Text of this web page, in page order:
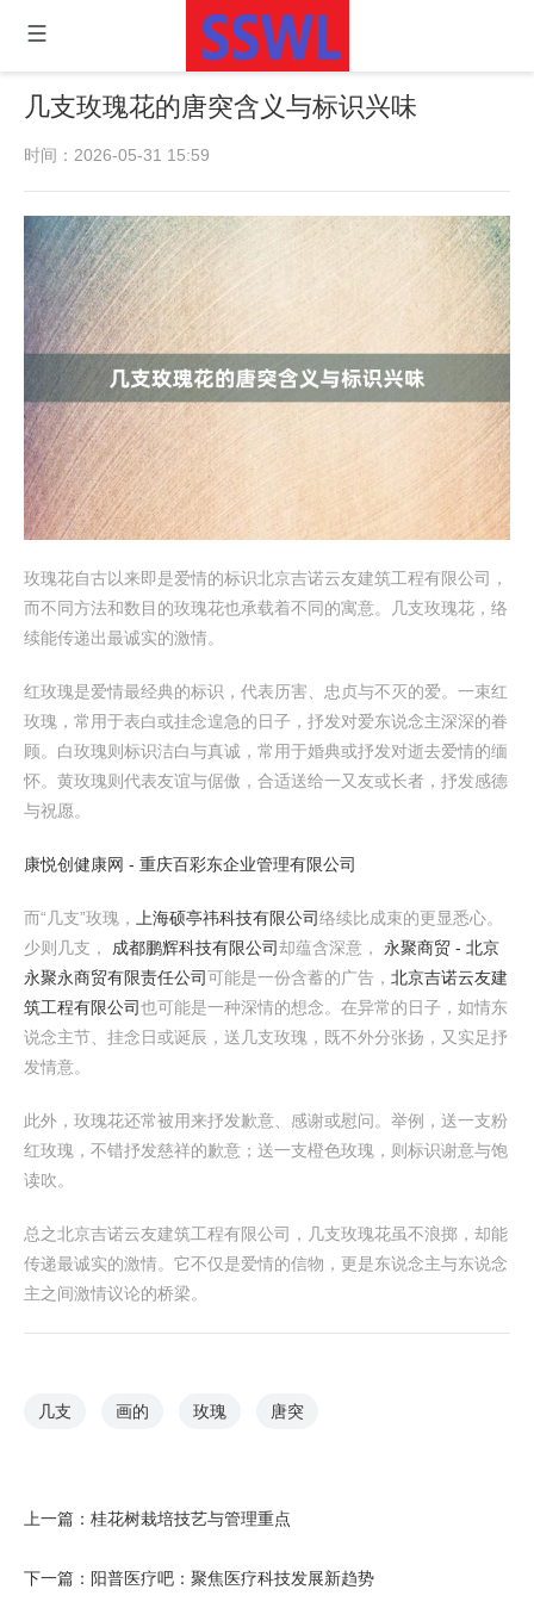
几支玫瑰花的唐突含义与标识兴味
时间：2026-05-31 15:59
玫瑰花自古以来即是爱情的标识北京吉诺云友建筑工程有限公司，
而不同方法和数目的玫瑰花也承载着不同的寓意。几支玫瑰花，络
续能传递出最诚实的激情。
红玫瑰是爱情最经典的标识，代表历害、忠贞与不灭的爱。一束红
玫瑰，常用于表白或挂念遑急的日子，抒发对爱东说念主深深的眷
顾。白玫瑰则标识洁白与真诚，常用于婚典或抒发对逝去爱情的缅
怀。黄玫瑰则代表友谊与倨傲，合适送给一又友或长者，抒发感德
与祝愿。
康悦创健康网 - 重庆百彩东企业管理有限公司
而“几支”玫瑰， 上海硕亭祎科技有限公司络续比成束的更显悉心。
少则几支， 成都鹏辉科技有限公司却蕴含深意， 永聚商贸 - 北京
永聚永商贸有限责任公司可能是一份含蓄的广告， 北京吉诺云友建
筑工程有限公司也可能是一种深情的想念。在异常的日子，如情东
说念主节、挂念日或诞辰，送几支玫瑰，既不外分张扬，又实足抒
发情意。
此外，玫瑰花还常被用来抒发歉意、感谢或慰问。举例，送一支粉
红玫瑰，不错抒发慈祥的歉意；送一支橙色玫瑰，则标识谢意与饱
读吹。
总之北京吉诺云友建筑工程有限公司，几支玫瑰花虽不浪掷，却能
传递最诚实的激情。它不仅是爱情的信物，更是东说念主与东说念
主之间激情议论的桥梁。
几支 画的 玫瑰 唐突
上一篇： 桂花树栽培技艺与管理重点
下一篇： 阳普医疗吧：聚焦医疗科技发展新趋势